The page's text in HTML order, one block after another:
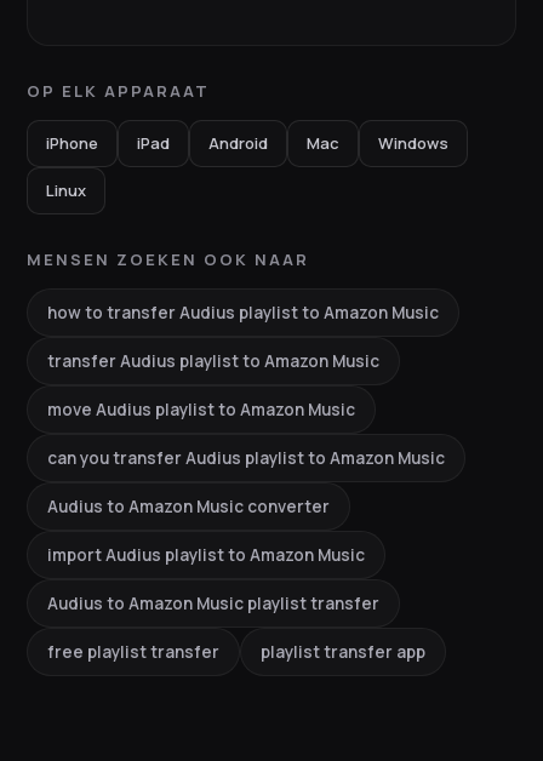
OP ELK APPARAAT
iPhone iPad Android Mac Windows
Linux
MENSEN ZOEKEN OOK NAAR
how to transfer Audius playlist to Amazon Music
transfer Audius playlist to Amazon Music
move Audius playlist to Amazon Music
can you transfer Audius playlist to Amazon Music
Audius to Amazon Music converter
import Audius playlist to Amazon Music
Audius to Amazon Music playlist transfer
free playlist transfer playlist transfer app